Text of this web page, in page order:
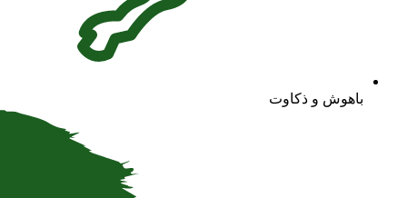
باهوش و ذکاوت